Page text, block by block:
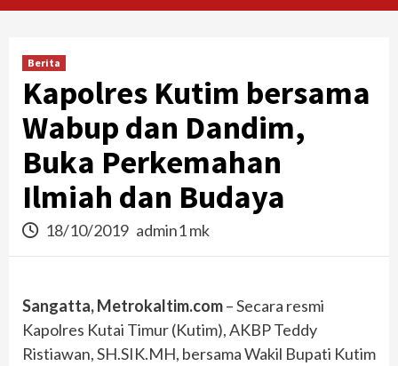
Berita
Kapolres Kutim bersama
Wabup dan Dandim,
Buka Perkemahan
Ilmiah dan Budaya
18/10/2019 admin1 mk
Sangatta, Metrokaltim.com– Secara resmi
Kapolres Kutai Timur (Kutim), AKBP Teddy
Ristiawan, SH.SIK.MH, bersama Wakil Bupati Kutim